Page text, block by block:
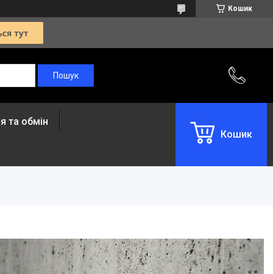
Кошик
та обмін
Кошик